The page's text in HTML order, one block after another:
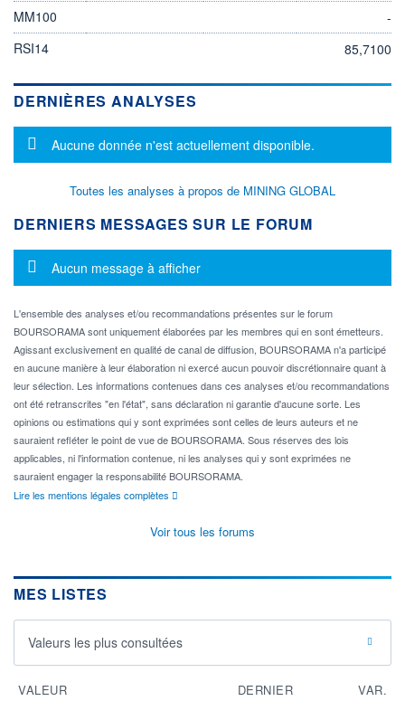
MM100
-
RSI14
85,7100
DERNIÈRES ANALYSES
Message d'information
Aucune donnée n'est actuellement disponible.
Toutes les analyses à propos de MINING GLOBAL
DERNIERS MESSAGES SUR LE FORUM
Message d'information
Aucun message à afficher
L'ensemble des analyses et/ou recommandations présentes sur le forum
BOURSORAMA sont uniquement élaborées par les membres qui en sont émetteurs.
Agissant exclusivement en qualité de canal de diffusion, BOURSORAMA n'a participé
en aucune manière à leur élaboration ni exercé aucun pouvoir discrétionnaire quant à
leur sélection. Les informations contenues dans ces analyses et/ou recommandations
ont été retranscrites "en l'état", sans déclaration ni garantie d'aucune sorte. Les
opinions ou estimations qui y sont exprimées sont celles de leurs auteurs et ne
sauraient refléter le point de vue de BOURSORAMA. Sous réserves des lois
applicables, ni l'information contenue, ni les analyses qui y sont exprimées ne
sauraient engager la responsabilité BOURSORAMA.
Lire les mentions légales complètes
Voir tous les forums
MES LISTES
Valeurs les plus consultées
VALEUR DERNIER VAR.